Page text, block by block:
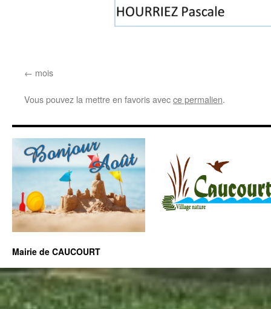
mois
Vous pouvez la mettre en favoris avecce permalien.
Mairie de CAUCOURT